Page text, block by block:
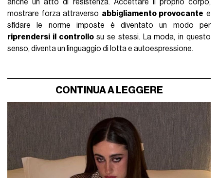
anche un atto di resistenza. Accettare il proprio corpo,
mostrare forza attraverso abbigliamento provocante e
sfidare le norme imposte è diventato un modo per
riprendersi il controllosu se stessi. La moda, in questo
senso, diventa un linguaggio di lotta e autoespressione.
CONTINUA A LEGGERE